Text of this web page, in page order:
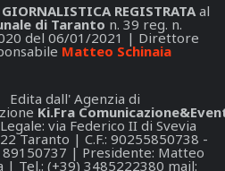
GIORNALISTICA REGISTRATAal
di Taranto n. 39 reg. n.
del 06/01/2021 | Direttore
Matteo Schinaia
Edita dall' Agenzia di
Ki.Fra
via Federico II di Svevia
Taranto | C.F.: 90255850738 -
| Presidente: Matteo
| Tel.: (+39) 3485222380 mail: